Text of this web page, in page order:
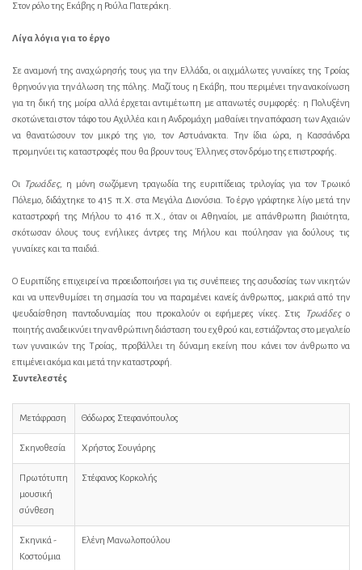
Στον ρόλο της Εκάβης η Ρούλα Πατεράκη.
Λίγα λόγια για το έργο
Σε αναμονή της αναχώρησής τους για την Ελλάδα, οι αιχμάλωτες γυναίκες της Τροίας
θρηνούν για την άλωση της πόλης. Μαζί τους η Εκάβη, που περιμένει την ανακοίνωση
για τη δική της μοίρα αλλά έρχεται αντιμέτωπη με απανωτές συμφορές: η Πολυξένη
σκοτώνεται στον τάφο του Αχιλλέα και η Ανδρομάχη μαθαίνει την απόφαση των Αχαιών
να θανατώσουν τον μικρό της γιο, τον Αστυάνακτα. Την ίδια ώρα, η Κασσάνδρα
προμηνύει τις καταστροφές που θα βρουν τους Έλληνες στον δρόμο της επιστροφής.
Οι Τρωάδες, η μόνη σωζόμενη τραγωδία της ευριπίδειας τριλογίας για τον Τρωικό
Πόλεμο, διδάχτηκε το 415 π.Χ. στα Μεγάλα Διονύσια. Το έργο γράφτηκε λίγο μετά την
καταστροφή της Μήλου το 416 π.Χ., όταν οι Αθηναίοι, με απάνθρωπη βιαιότητα,
σκότωσαν όλους τους ενήλικες άντρες της Μήλου και πούλησαν για δούλους τις
γυναίκες και τα παιδιά.
Ο Ευριπίδης επιχειρεί να προειδοποιήσει για τις συνέπειες της ασυδοσίας των νικητών
και να υπενθυμίσει τη σημασία του να παραμένει κανείς άνθρωπος, μακριά από την
ψευδαίσθηση παντοδυναμίας που προκαλούν οι εφήμερες νίκες. Στις
Τρωάδεςο
ποιητής αναδεικνύει την ανθρώπινη διάσταση του εχθρού και, εστιάζοντας στο μεγαλείο
των γυναικών της Τροίας, προβάλλει τη δύναμη εκείνη που κάνει τον άνθρωπο να
επιμένει ακόμα και μετά την καταστροφή.
Συντελεστές
Μετάφραση Θόδωρος Στεφανόπουλος
Σκηνοθεσία Χρήστος Σουγάρης
Πρωτότυπη
μουσική
σύνθεση
Στέφανος Κορκολής
Σκηνικά -
Κοστούμια
Ελένη Μανωλοπούλου